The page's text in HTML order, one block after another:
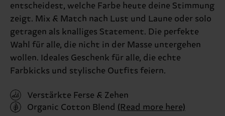
entscheidest, welche Farbe heute deine Stimmung
zeigt. Mix & Match nach Lust und Laune oder solo
getragen als knalliges Statement. Die perfekte
Wahl für alle, die nicht in der Masse untergehen
wollen. Ideales Geschenk für alle, die echte
Farbkicks und stylische Outfits feiern.
Verstärkte Ferse & Zehen
Organic Cotton Blend (Read more here)